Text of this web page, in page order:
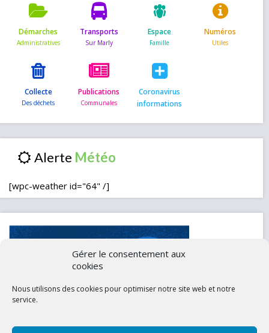
Gérer le consentement aux
cookies
Nous utilisons des cookies pour optimiser notre site web et notre
service.
Démarches Transports Espace Numéros
Collecte Publications
Coronavirus
informations
Alerte
[wpc-weather id="64" /]